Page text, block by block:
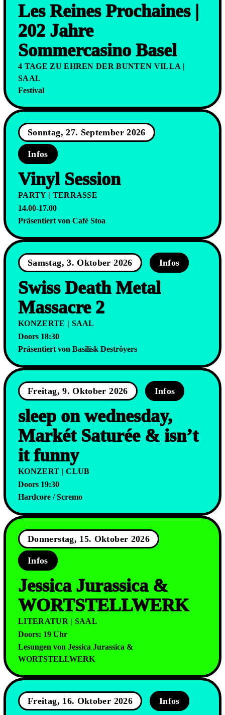
Les Reines Prochaines |
202 Jahre
Sommercasino Basel
4 TAGE ZU EHREN DER BUNTEN VILLA |
SAAL
Festival
Sonntag, 27. September 2026
Infos
Vinyl Session
PARTY | TERRASSE
14.00-17.00
Präsentiert von Café Stoa
Samstag, 3. Oktober 2026 Infos
Swiss Death Metal
Massacre 2
KONZERTE | SAAL
Doors 18:30
Präsentiert von Basilisk Deströyers
Freitag, 9. Oktober 2026 Infos
sleep on wednesday,
Markét Saturée & isn’t
it funny
KONZERT | CLUB
Doors 19:30
Hardcore / Scremo
Donnerstag, 15. Oktober 2026
Infos
Jessica Jurassica &
WORTSTELLWERK
LITERATUR | SAAL
Doors: 19 Uhr
Lesungen von Jessica Jurassica &
WORTSTELLWERK
Freitag, 16. Oktober 2026 Infos